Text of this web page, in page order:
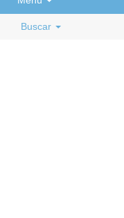
Buscar